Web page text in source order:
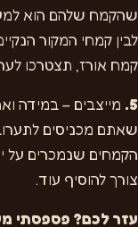
שהקמח שלהם הוא
לבין קמחי המקור
קמח אורז, תצטרכו
5. מייצבים – במידה
שאתם מכניסים
הקמחים שנמכרים על
צורך להוסיף עוד.
עזר לכם? פספסתי